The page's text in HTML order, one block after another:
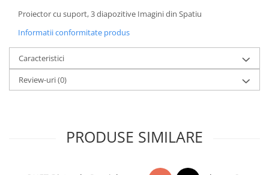
Proiector cu suport, 3 diapozitive Imagini din Spatiu
Informatii conformitate produs
Caracteristici
Review-uri(0)
PRODUSE SIMILARE